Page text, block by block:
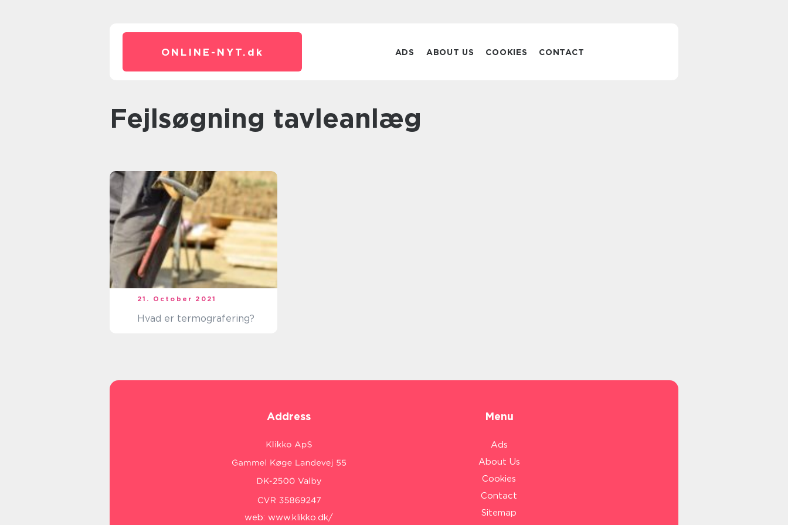
ONLINE-NYT. dk ADS ABOUT US COOKIES CONTACT
Fejlsøgning tavleanlæg
21. October 2021
Hvad er termografering?
Address
web:www.klikko.dk/
Menu
Ads
About Us
Cookies
Contact
Sitemap